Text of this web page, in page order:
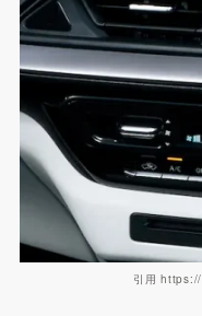
引用